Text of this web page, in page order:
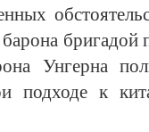
бригадой
Унгерна
подходе к